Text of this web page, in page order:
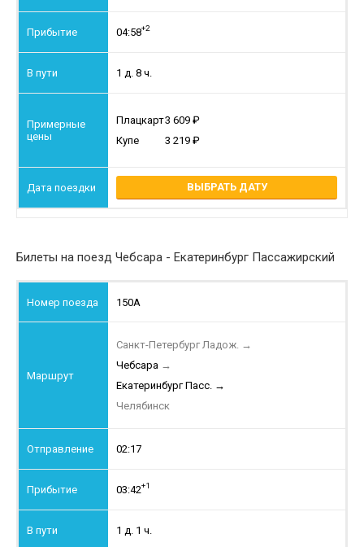
04:58+2
1 д. 8 ч.
Плацкарт3 609
Купе
3 219
ВЫБРАТЬ ДАТУ
Билеты на поезд Чебсара - Екатеринбург Пассажирский
150А
Санкт-Петербург Ладож. →
Чебсара →
Екатеринбург Пасс. →
Челябинск
02:17
03:42+1
1 д. 1 ч.